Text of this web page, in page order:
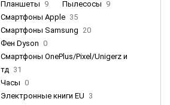
Планшеты 9 Пылесосы 9
Смартфоны Apple 35
Смартфоны Samsung 20
Фен Dyson 0
Смартфоны OnePlus/Pixel/Unigerz и
тд 31
Часы 0
Электронные книги EU 3